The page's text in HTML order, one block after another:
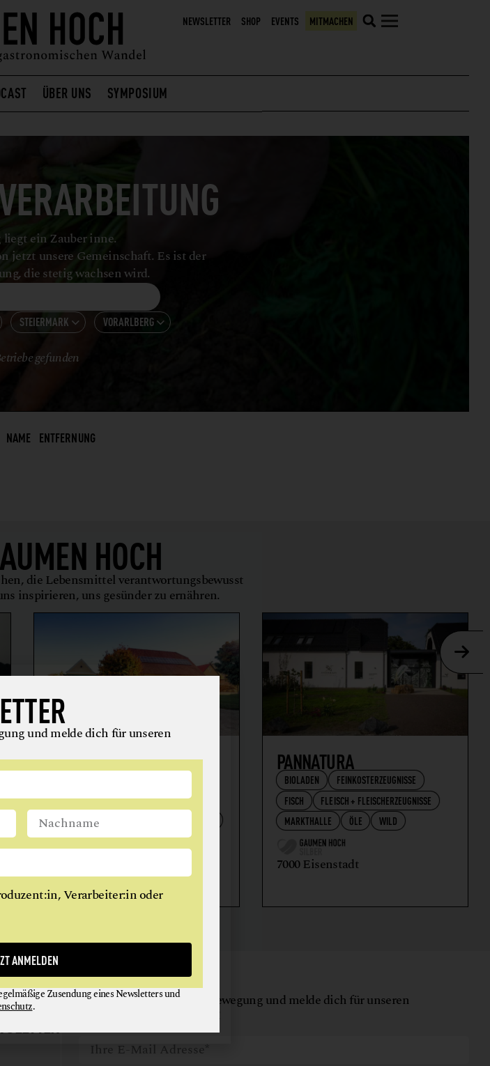
NEWSLETTER SHOP EVENTS MITMACHEN
ÜBER UNS SYMPOSIUM
ein Zauber inne.
jetzt unsere Gemeinschaft. Es ist der
die stetig wachsen wird.
STEIERMARK  VORARLBERG 
VERARBEITUNG
ANZEIGEN
BIER
FISCH
KAFFEE
MEHL
ÖLE
SHOYU
TEE
WILD
BW
TIROL
gefunden
NAME ENTFERNUNG
HOCH
die Lebensmittel verantwortungsbewusst
inspirieren, uns gesünder zu ernähren.
BIO-LANDWIRTSCHAFT
EIER + EIPRODUKTE
GEMÜSE
GETRÄNKE
PANNATURA
BIOLADEN
FEINKOSTERZEUGNISSE
FISCH
FLEISCH + FLEISCHERZEUGNISSE
MARKTHALLE
ÖLE WILD
7000 Eisenstadt
HOCH
Werde jetzt Teil unserer Bewegung und melde dich für unseren
und melde dich für unseren
Verarbeiter:in oder
ANMELDEN
Zusendung eines Newsletters und
.